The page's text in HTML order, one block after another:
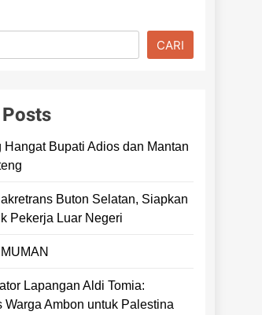
CARI
Hangat Bupati Adios dan Mantan
Buton Selatan, Siapkan
Pekerja Luar Negeri
Lapangan Aldi Tomia:
Warga Ambon untuk Palestina